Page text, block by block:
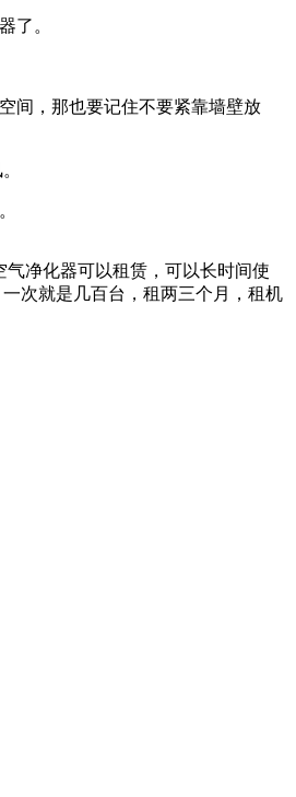
了。
间，那也要记住不要紧靠墙壁放
净化器可以租赁，可以长时间使
次就是几百台，租两三个月，租机